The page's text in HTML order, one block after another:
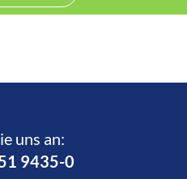
uns an:­
9435-0